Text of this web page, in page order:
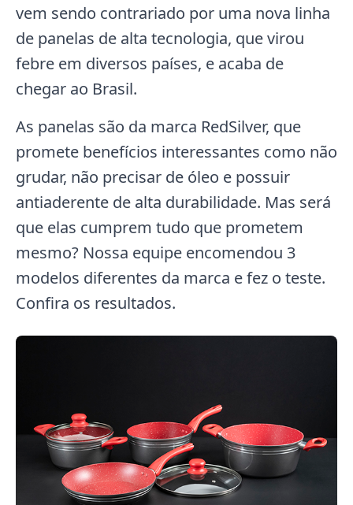
vem sendo contrariado por uma nova linha
de panelas de alta tecnologia, que virou
febre em diversos países, e acaba de
chegar ao Brasil.
As panelas são da marca RedSilver, que
promete benefícios interessantes como não
grudar, não precisar de óleo e possuir
antiaderente de alta durabilidade. Mas será
que elas cumprem tudo que prometem
mesmo? Nossa equipe encomendou 3
modelos diferentes da marca e fez o teste.
Confira os resultados.